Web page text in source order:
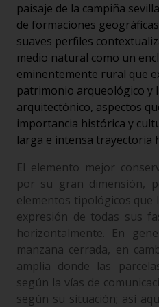
paisaje de la campiña
de formaciones
suaves perfiles
medio natural como un
eminentemente rural que
patrimonio arqueológico y
arquitectónico, aspectos
importancia histórica y
larga e intensa trayectoria
El elemento mejor
por su gran dimensión,
elementos tipológicos que
expresión de todas sus
horizontalmente. En
manzana cerrada, en
amplia donde las
según la vías de
según su situación; así